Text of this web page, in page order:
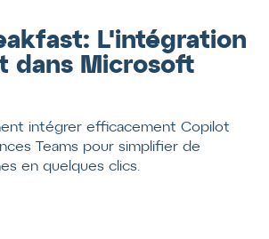
L'intégration
dans Microsoft
intégrer efficacement Copilot
Teams pour simplifier de
en quelques clics.